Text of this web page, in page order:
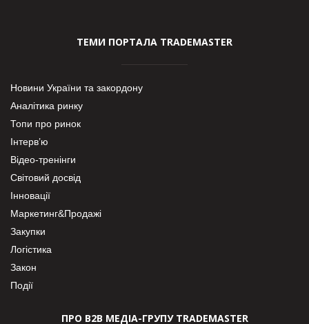
ТЕМИ ПОРТАЛА TRADEMASTER
Новини України та закордону
Аналітика ринку
Топи про ринок
Інтерв’ю
Відео-тренінги
Світовий досвід
Інновації
Маркетинг&Продажі
Закупки
Логістика
Закон
Події
ПРО В2В МЕДІА-ГРУПУ TRADEMASTER